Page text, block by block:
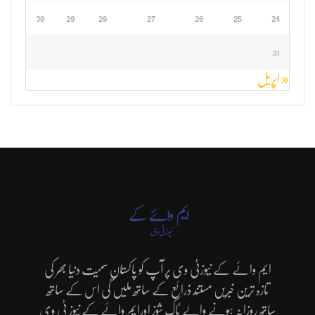
24
25
26
27
28
29
30
31
« اپریل
ایم وائے کے نیوزٹی وی پر آپ کو پاکستان سمیت دنیا بھر کی
تازہ ترین خبریں مستند ذرائع کے ساتھ ملیں گی اس کے ساتھ
ساتھ روزانہ ہونے والے ٹاک شوز اورایم وائے کے نیوز ٹی وی